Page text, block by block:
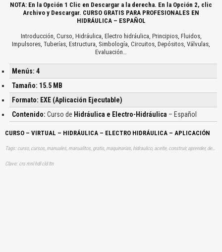
NOTA: En la Opción 1 Clic en Descargar a la derecha. En la Opción 2, clic
Archivo y Descargar. CURSO GRATIS PARA PROFESIONALES EN
HIDRÁULICA – ESPAÑOL
Introducción, Curso, Hidráulica, Electro hidráulica, Principios, Fluidos,
Impulsores, Tuberías, Estructura, Simbología, Circuitos, Depósitos, Válvulas,
Evaluación…
Menús: 4
Tamaño: 15.5 MB
Formato: EXE (Aplicación Ejecutable)
Contenido: Curso de Hidráulica e Electro-Hidráulica – Español
CURSO – VIRTUAL – HIDRÁULICA – ELECTRO HIDRÁULICA – APLICACIÓN
Tags: curso, cursos, manuales, manualitos, gratis, maquinarias, hidraulico, aceite, construir, aprender, descargas
Clave: crs mnl hdl cld ltn